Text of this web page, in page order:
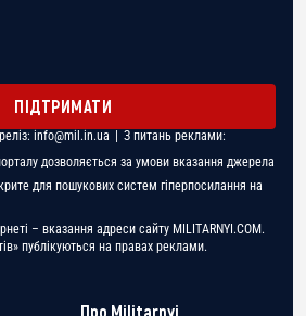
ПІДТРИМАТИ
info@mil.in.ua | З питань реклами:
дозволяється за умови вказання джерела
для пошукових систем гіперпосилання на
– вказання адреси сайту MILITARNYI.COM.
публікуються на правах реклами.
Про Militarnyi